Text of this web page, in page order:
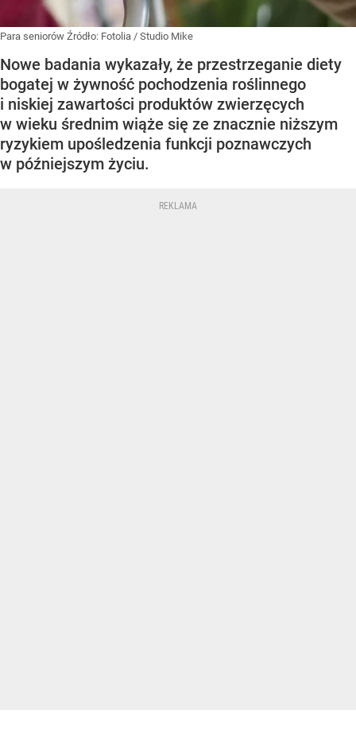
Para seniorów Źródło: Fotolia / Studio Mike
Nowe badania wykazały, że przestrzeganie diety
bogatej w żywność pochodzenia roślinnego
i niskiej zawartości produktów zwierzęcych
w wieku średnim wiąże się ze znacznie niższym
ryzykiem upośledzenia funkcji poznawczych
w późniejszym życiu.